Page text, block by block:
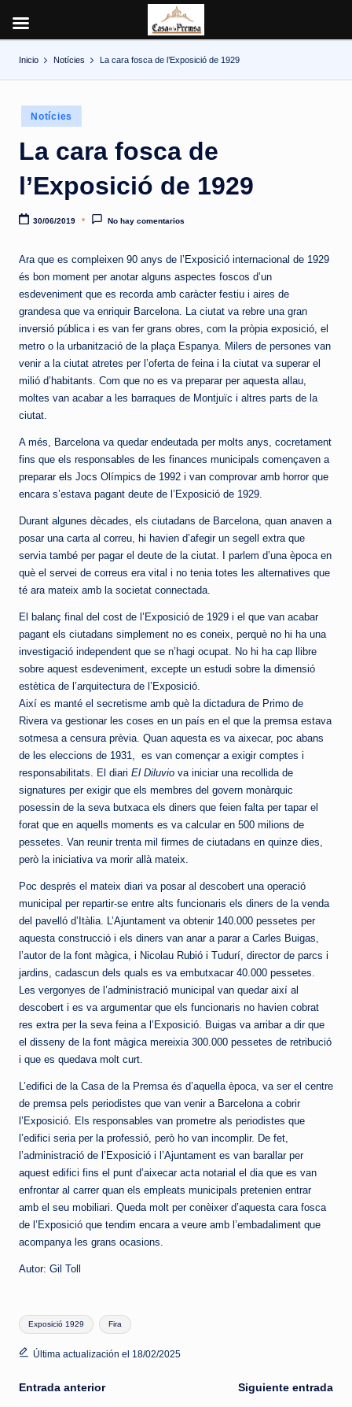
contenido
Inicio Notícies La cara fosca de l’Exposició de 1929
Publicado
en
Notícies
La cara fosca de
l’Exposició de 1929
30/06/2019 No hay comentarios
Ara que es compleixen 90 anys de l’Exposició internacional de 1929
és bon moment per anotar alguns aspectes foscos d’un
esdeveniment que es recorda amb caràcter festiu i aires de
grandesa que va enriquir Barcelona. La ciutat va rebre una gran
inversió pública i es van fer grans obres, com la pròpia exposició, el
metro o la urbanització de la plaça Espanya. Milers de persones van
venir a la ciutat atretes per l’oferta de feina i la ciutat va superar el
milió d’habitants. Com que no es va preparar per aquesta allau,
moltes van acabar a les barraques de Montjuïc i altres parts de la
ciutat.
A més, Barcelona va quedar endeutada per molts anys, cocretament
fins que els responsables de les finances municipals començaven a
preparar els Jocs Olímpics de 1992 i van comprovar amb horror que
encara s’estava pagant deute de l’Exposició de 1929.
Durant algunes dècades, els ciutadans de Barcelona, quan anaven a
posar una carta al correu, hi havien d’afegir un segell extra que
servia també per pagar el deute de la ciutat. I parlem d’una època en
què el servei de correus era vital i no tenia totes les alternatives que
té ara mateix amb la societat connectada.
El balanç final del cost de l’Exposició de 1929 i el que van acabar
pagant els ciutadans simplement no es coneix, perquè no hi ha una
investigació independent que se n’hagi ocupat. No hi ha cap llibre
sobre aquest esdeveniment, excepte un estudi sobre la dimensió
estètica de l’arquitectura de l’Exposició.
Així es manté el secretisme amb què la dictadura de Primo de
Rivera va gestionar les coses en un país en el que la premsa estava
sotmesa a censura prèvia. Quan aquesta es va aixecar, poc abans
de les eleccions de 1931, es van començar a exigir comptes i
responsabilitats. El diari El Diluvio va iniciar una recollida de
signatures per exigir que els membres del govern monàrquic
posessin de la seva butxaca els diners que feien falta per tapar el
forat que en aquells moments es va calcular en 500 milions de
pessetes. Van reunir trenta mil firmes de ciutadans en quinze dies,
però la iniciativa va morir allà mateix.
Poc després el mateix diari va posar al descobert una operació
municipal per repartir-se entre alts funcionaris els diners de la venda
del pavelló d’Itàlia. L’Ajuntament va obtenir 140.000 pessetes per
aquesta construcció i els diners van anar a parar a Carles Buigas,
l’autor de la font màgica, i Nicolau Rubió i Tudurí, director de parcs i
jardins, cadascun dels quals es va embutxacar 40.000 pessetes.
Les vergonyes de l’administració municipal van quedar així al
descobert i es va argumentar que els funcionaris no havien cobrat
res extra per la seva feina a l’Exposició. Buigas va arribar a dir que
el disseny de la font màgica mereixia 300.000 pessetes de retribució
i que es quedava molt curt.
L’edifici de la Casa de la Premsa és d’aquella època, va ser el centre
de premsa pels periodistes que van venir a Barcelona a cobrir
l’Exposició. Els responsables van prometre als periodistes que
l’edifici seria per la professió, però ho van incomplir. De fet,
l’administració de l’Exposició i l’Ajuntament es van barallar per
aquest edifici fins el punt d’aixecar acta notarial el dia que es van
enfrontar al carrer quan els empleats municipals pretenien entrar
amb el seu mobiliari. Queda molt per conèixer d’aquesta cara fosca
de l’Exposició que tendim encara a veure amb l’embadaliment que
acompanya les grans ocasions.
Autor: Gil Toll
Etiquetas:
Exposició 1929 Fira
Última actualización el 18/02/2025
Navegación
Entrada anterior Siguiente entrada